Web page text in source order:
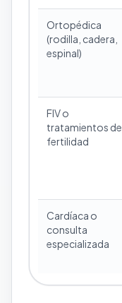
Ortopédica
(rodilla, cadera,
espinal)
FIV o
tratamientos de
fertilidad
Cardíaca o
consulta
especializada